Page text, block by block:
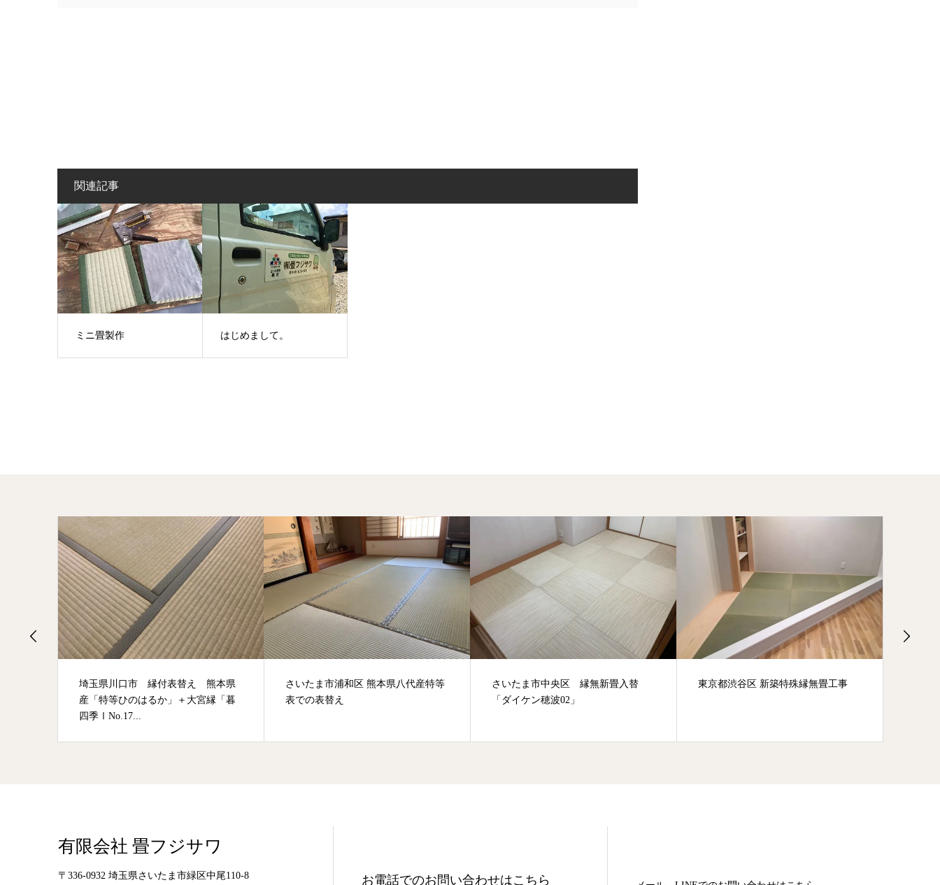
関連記事
ミニ畳製作 はじめまして。
さいたま市浦和区 熊本県八代産特等
表での表替え
さいたま市中央区 縁無新畳入替
「ダイケン穂波02」
東京都渋谷区 新築特殊縁無畳工事
さいたま市緑区 畳表替え 「熊本県産
有限会社 畳フジサワ
〒336-0932 埼玉県さいたま市緑区中尾110-8 お電話でのお問い合わせはこちら